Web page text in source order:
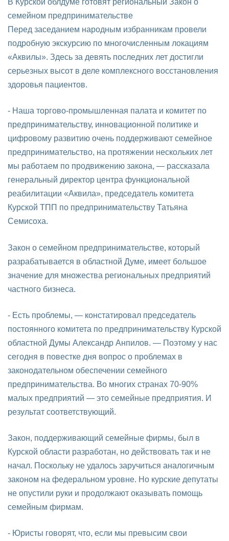
семейном предпринимательстве
Перед заседанием народным избранникам провели
подробную экскурсию по многочисленным локациям
«Аквилы». Здесь за девять последних лет достигли
серьезных высот в деле комплексного восстановления
здоровья пациентов.
- Наша торгово-промышленная палата и комитет по
предпринимательству, инновационной политике и
цифровому развитию очень поддерживают семейное
предпринимательство, на протяжении нескольких лет
мы работаем по продвижению закона, — рассказала
генеральный директор центра функциональной
реабилитации «Аквила», председатель комитета
Курской ТПП по предпринимательству Татьяна
Семисоха.
Закон о семейном предпринимательстве, который
разрабатывается в областной Думе, имеет большое
значение для множества региональных предприятий
частного бизнеса.
- Есть проблемы, — констатировал председатель
постоянного комитета по предпринимательству Курской
областной Думы Александр Анпилов. — Поэтому у нас
сегодня в повестке дня вопрос о проблемах в
законодательном обеспечении семейного
предпринимательства. Во многих странах 70-90%
малых предприятий — это семейные предприятия. И
результат соответствующий.
Закон, поддерживающий семейные фирмы, был в
Курской области разработан, но действовать так и не
начал. Поскольку не удалось заручиться аналогичным
законом на федеральном уровне. Но курские депутаты
не опустили руки и продолжают оказывать помощь
семейным фирмам.
- Юристы говорят, что, если мы превысим свои